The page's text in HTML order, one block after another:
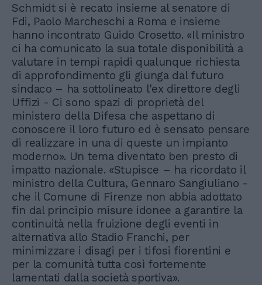
Schmidt si è recato insieme al senatore di
Fdi, Paolo Marcheschi a Roma e insieme
hanno incontrato Guido Crosetto. «Il ministro
ci ha comunicato la sua totale disponibilità a
valutare in tempi rapidi qualunque richiesta
di approfondimento gli giunga dal futuro
sindaco – ha sottolineato l'ex direttore degli
Uffizi - Ci sono spazi di proprietà del
ministero della Difesa che aspettano di
conoscere il loro futuro ed è sensato pensare
di realizzare in una di queste un impianto
moderno». Un tema diventato ben presto di
impatto nazionale. «Stupisce – ha ricordato il
ministro della Cultura, Gennaro Sangiuliano -
che il Comune di Firenze non abbia adottato
fin dal principio misure idonee a garantire la
continuità nella fruizione degli eventi in
alternativa allo Stadio Franchi, per
minimizzare i disagi per i tifosi fiorentini e
per la comunità tutta così fortemente
lamentati dalla società sportiva».